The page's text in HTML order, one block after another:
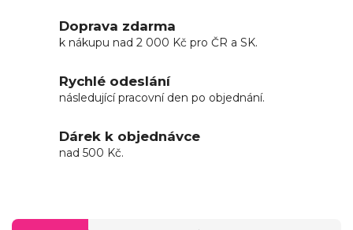
Doprava zdarma
k nákupu nad 2 000 Kč pro ČR a SK.
Rychlé odeslání
následující pracovní den po objednání.
Dárek k objednávce
nad 500 Kč.